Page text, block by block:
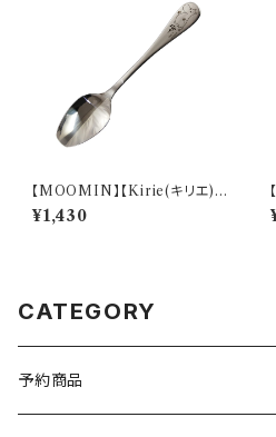
【MOOMIN】【Kirie(キリエ)】
すくいやすいスプーン（ムーミン）
【MM9000】MM9001-863
¥1,430
CATEGORY
予約商品